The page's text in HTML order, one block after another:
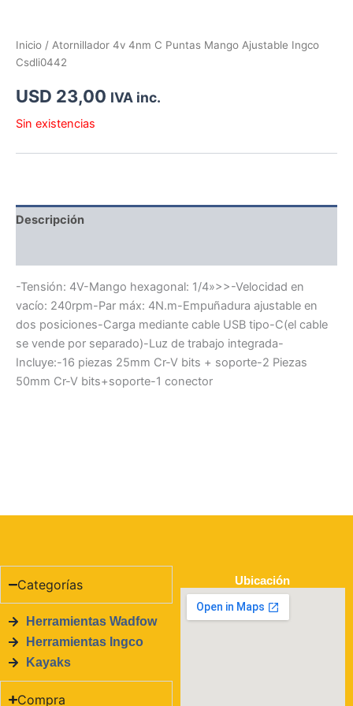
Inicio / Atornillador 4v 4nm C Puntas Mango Ajustable Ingco
Csdli0442
USD 23,00 IVA inc.
Sin existencias
Descripción
-Tensión: 4V-Mango hexagonal: 1/4»>>-Velocidad en
vacío: 240rpm-Par máx: 4N.m-Empuñadura ajustable en
dos posiciones-Carga mediante cable USB tipo-C(el cable
se vende por separado)-Luz de trabajo integrada-
Incluye:-16 piezas 25mm Cr-V bits + soporte-2 Piezas
50mm Cr-V bits+soporte-1 conector
Categorías
Herramientas Wadfow
Herramientas Ingco
Kayaks
Compra
Ubicación